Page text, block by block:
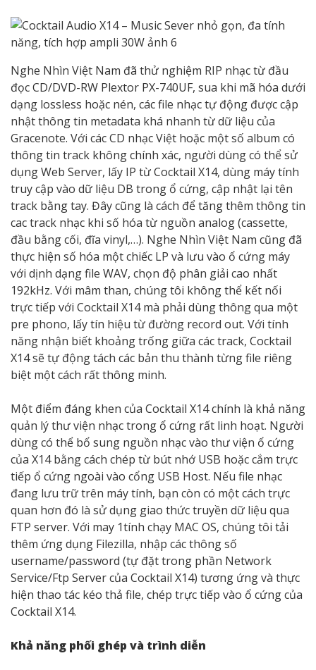
Nghe Nhìn Việt Nam đã thử nghiệm RIP nhạc từ đầu
đọc CD/DVD-RW Plextor PX-740UF, sua khi mã hóa dưới
dạng lossless hoặc nén, các file nhạc tự động được cập
nhật thông tin metadata khá nhanh từ dữ liệu của
Gracenote. Với các CD nhạc Việt hoặc một số album có
thông tin track không chính xác, người dùng có thể sử
dụng Web Server, lấy IP từ Cocktail X14, dùng máy tính
truy cập vào dữ liệu DB trong ổ cứng, cập nhật lại tên
track bằng tay. Đây cũng là cách để tăng thêm thông tin
cac track nhạc khi số hóa từ nguồn analog (cassette,
đầu bằng cối, đĩa vinyl,…). Nghe Nhìn Việt Nam cũng đã
thực hiện số hóa một chiếc LP và lưu vào ổ cứng máy
với dịnh dạng file WAV, chọn độ phân giải cao nhất
192kHz. Với mâm than, chúng tôi không thể kết nối
trực tiếp với Cocktail X14 mà phải dùng thông qua một
pre phono, lấy tín hiệu từ đường record out. Với tính
năng nhận biết khoảng trống giữa các track, Cocktail
X14 sẽ tự động tách các bản thu thành từng file riêng
biệt một cách rất thông minh.
Một điểm đáng khen của Cocktail X14 chính là khả năng
quản lý thư viện nhạc trong ổ cứng rất linh hoạt. Người
dùng có thể bổ sung nguồn nhạc vào thư viện ổ cứng
của X14 bằng cách chép từ bút nhớ USB hoặc cắm trực
tiếp ổ cứng ngoài vào cổng USB Host. Nếu file nhạc
đang lưu trữ trên máy tính, bạn còn có một cách trực
quan hơn đó là sử dụng giao thức truyền dữ liệu qua
FTP server. Với may 1tính chạy MAC OS, chúng tôi tải
thêm ứng dụng Filezilla, nhập các thông số
username/password (tự đặt trong phần Network
Service/Ftp Server của Cocktail X14) tương ứng và thực
hiện thao tác kéo thả file, chép trực tiếp vào ổ cứng của
Cocktail X14.
Khả năng phối ghép và trình diễn